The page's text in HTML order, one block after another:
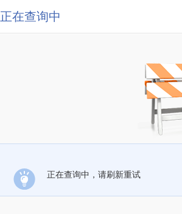
正在查询中
正在查询中，请刷新重试